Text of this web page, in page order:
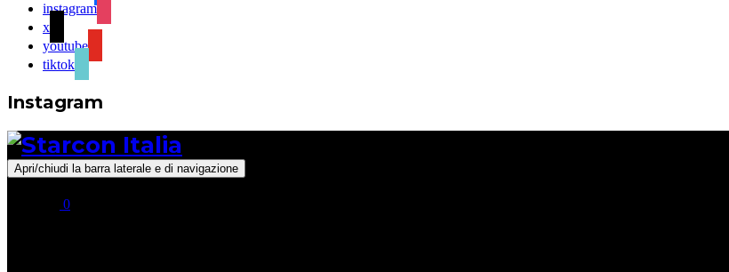
instagram
x
youtube
tiktok
Instagram
Apri/chiudi la barra laterale e di navigazione
0